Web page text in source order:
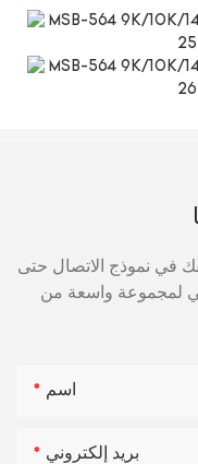
في نموذج الاتصال حتى
لمجموعة واسعة من
اسم
بريد إلكتروني